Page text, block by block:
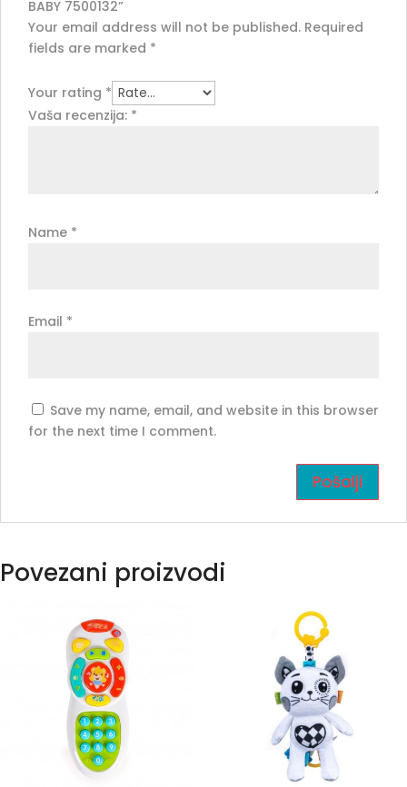
BABY 7500132”
Your email address will not be published. Required
fields are marked *
Your rating *
Vaša recenzija: *
Name *
Email *
Save my name, email, and website in this browser
for the next time I comment.
Povezani proizvodi